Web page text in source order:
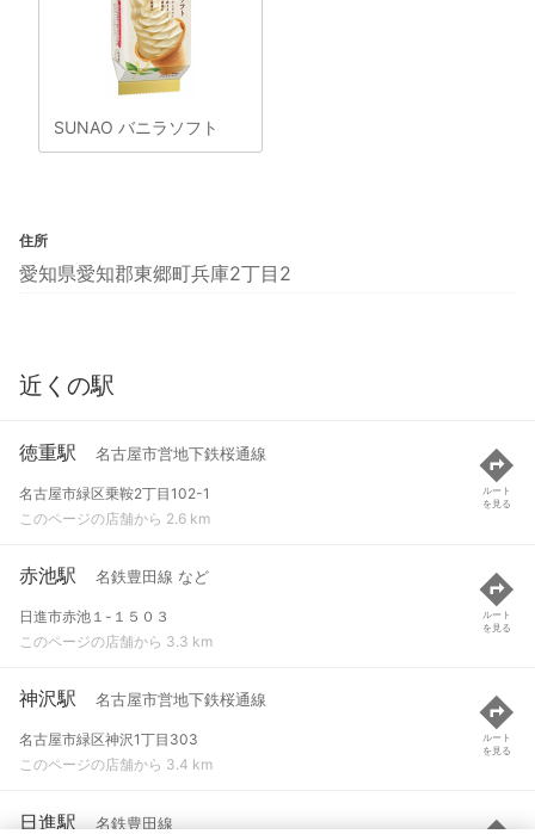
SUNAO バニラソフト
住所
愛知県愛知郡東郷町兵庫2丁目2
近くの駅
徳重駅 名古屋市営地下鉄桜通線
名古屋市緑区乗鞍2丁目102-1
このページの店舗から 2.6 km
ルート
を見る
赤池駅 名鉄豊田線 など
日進市赤池１-１５０３
このページの店舗から 3.3 km
ルート
を見る
神沢駅 名古屋市営地下鉄桜通線
名古屋市緑区神沢1丁目303
このページの店舗から 3.4 km
ルート
を見る
日進駅 名鉄豊田線